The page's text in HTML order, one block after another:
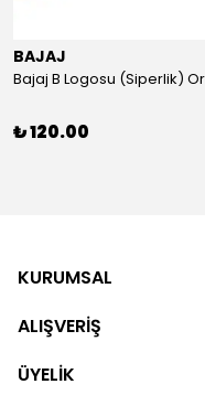
BAJAJ
₺ 120.00
KURUMSAL
ALIŞVERİŞ
ÜYELİK